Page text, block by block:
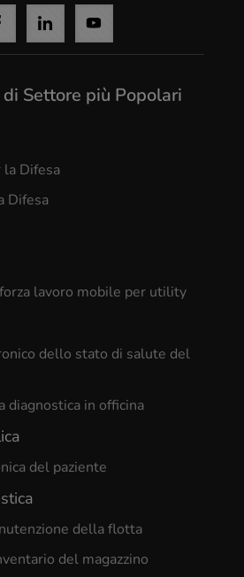
Settore più Popolari
la Difesa
Difesa
lavoro mobile per utility
dello stato di salute del
diagnostica in officina
del paziente
della flotta
del magazzino